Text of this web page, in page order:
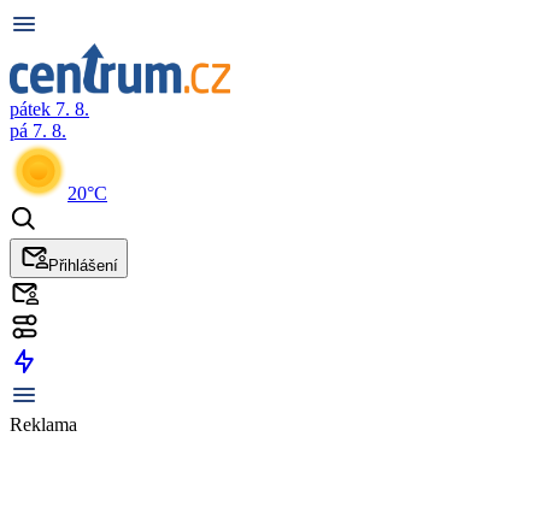
pátek 7. 8.
pá 7. 8.
20°C
Přihlášení
Reklama